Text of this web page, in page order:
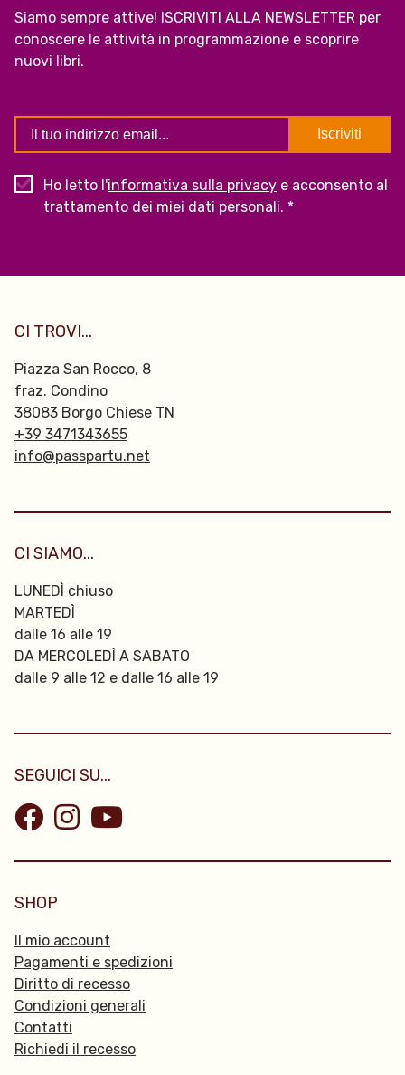
Siamo sempre attive! ISCRIVITI ALLA NEWSLETTER per
conoscere le attività in programmazione e scoprire
nuovi libri.
Ho letto l'informativa sulla privacy e acconsento al
trattamento dei miei dati personali. *
CI TROVI...
Piazza San Rocco, 8
fraz. Condino
38083 Borgo Chiese TN
+39 3471343655
info@passpartu.net
CI SIAMO...
LUNEDÌ chiuso
MARTEDÌ
dalle 16 alle 19
DA MERCOLEDÌ A SABATO
dalle 9 alle 12 e dalle 16 alle 19
SEGUICI SU...
SHOP
Il mio account
Pagamenti e spedizioni
Diritto di recesso
Condizioni generali
Contatti
Richiedi il recesso